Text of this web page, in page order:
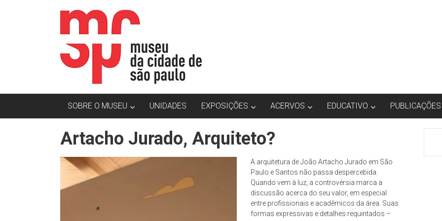
MCSP
|
Museu
Cidade
de
São
Paulo
Museu
SOBRE O MUSEU UNIDADES EXPOSIÇÕES ACERVOS EDUCATIVO PUBLICAÇÕES
Artacho Jurado, Arquiteto?
A arquitetura de João Artacho Jurado em São
Paulo e Santos não passa despercebida.
Quando vem à luz, a controvérsia marca a
discussão acerca do seu valor, em especial
entre profissionais e acadêmicos da área. Suas
formas expressivas e detalhes requintados –